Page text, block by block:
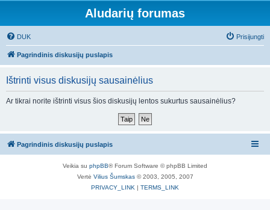
Aludarių forumas
DUK Prisijungti
Pagrindinis diskusijų puslapis
Ištrinti visus diskusijų sausainėlius
Ar tikrai norite ištrinti visus šios diskusijų lentos sukurtus sausainėlius?
Pagrindinis diskusijų puslapis
Veikia su phpBB® Forum Software © phpBB Limited
Vertė Vilius Šumskas© 2003, 2005, 2007
PRIVACY_LINK | TERMS_LINK